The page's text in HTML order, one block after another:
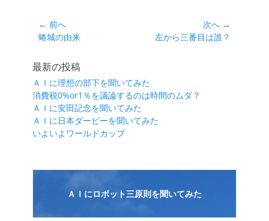
投
稿
ビ
ゲ
ー
シ
ョ
← 前へ
前
投
稿:
蜷城の由来
次へ →
左から三番目は誰？
最新の投稿
ＡＩに理想の部下を聞いてみた
消費税0%or1％を議論するのは時間のムダ？
ＡＩに安田記念を聞いてみた
ＡＩに日本ダービーを聞いてみた
いよいよワールドカップ
ＡＩにロボット三原則を聞いてみた